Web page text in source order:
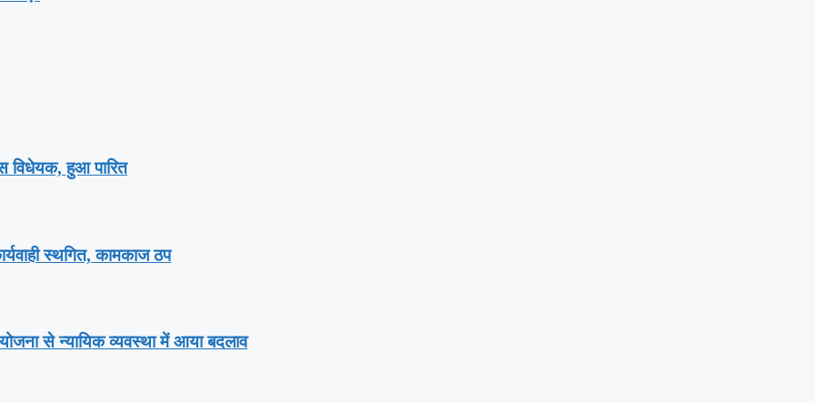
विधेयक, हुआ पारित
स्थगित, कामकाज ठप
से न्यायिक व्यवस्था में आया बदलाव